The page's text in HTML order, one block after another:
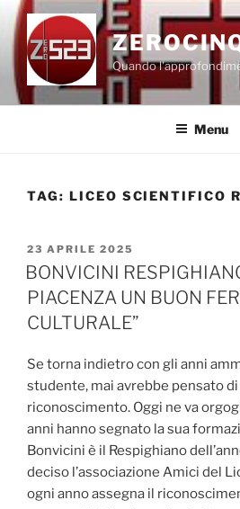
Salta
contenuto
Quando
Menu
TAG: LICEO SCIENTIFICO
PUBBLICATO
IL
23 APRILE 2025
BONVICINI
PIACENZA UN BUON
CULTURALE”
Se torna indietro con gli anni
studente, mai avrebbe pensato
riconoscimento. Oggi ne va
anni hanno segnato la sua
Bonvicini è il Respighiano
deciso l’associazione Amici del
ogni anno assegna il